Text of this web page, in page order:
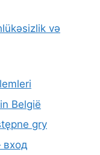
və
België
gry
вход